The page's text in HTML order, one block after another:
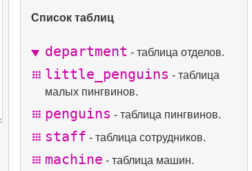
Список таблиц
department - таблица отделов.
little_penguins - таблица
малых пингвинов.
penguins - таблица пингвинов.
staff - таблица сотрудников.
machine - таблица машин.